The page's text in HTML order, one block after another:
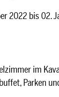
2022 bis 02.
im
Parken